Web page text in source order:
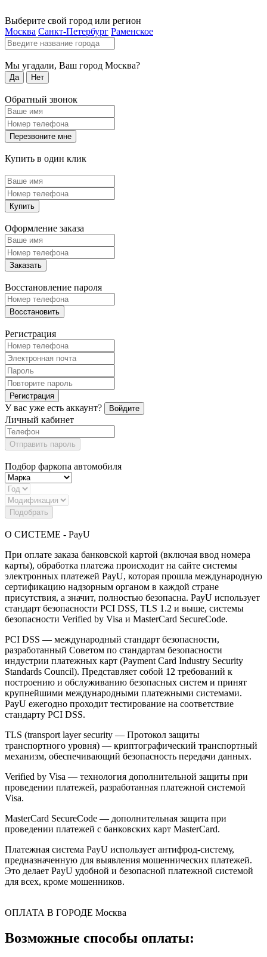
Выберите свой город или регион
Москва Санкт-Петербург Раменское
Мы угадали, Ваш город Москва?
Да Нет
Обратный звонок
Перезвоните мне
Купить в один клик
Купить
Оформление заказа
Заказать
Восстановление пароля
Восстановить
Регистрация
Регистрация
У вас уже есть аккаунт? Войдите
Личный кабинет
Отправить пароль
Подбор фаркопа автомобиля
Подобрать
О СИСТЕМЕ - PayU
При оплате заказа банковской картой (включая ввод номера
карты), обработка платежа происходит на сайте системы
электронных платежей PayU, которая прошла международную
сертификацию надзорным органом в каждой стране
присутствия, а значит, полностью безопасна. PayU использует
стандарт безопасности PCI DSS, TLS 1.2 и выше, системы
безопасности Verified by Visa и MasterCard SecureCode.
PCI DSS — международный стандарт безопасности,
разработанный Советом по стандартам безопасности
индустрии платежных карт (Payment Card Industry Security
Standards Council). Представляет собой 12 требований к
построению и обслуживанию безопасных систем и принят
крупнейшими международными платежными системами.
PayU ежегодно проходит тестирование на соответствие
стандарту PCI DSS.
TLS (transport layer security — Протокол защиты
транспортного уровня) — криптографический транспортный
механизм, обеспечивающий безопасность передачи данных.
Verified by Visa — технология дополнительной защиты при
проведении платежей, разработанная платежной системой
Visa.
MasterCard SecureCode — дополнительная защита при
проведении платежей с банковских карт MasterCard.
Платежная система PayU использует антифрод-систему,
предназначенную для выявления мошеннических платежей.
Это делает PayU удобной и безопасной платежной системой
для всех, кроме мошенников.
ОПЛАТА В ГОРОДЕ Москва
Возможные способы оплаты: